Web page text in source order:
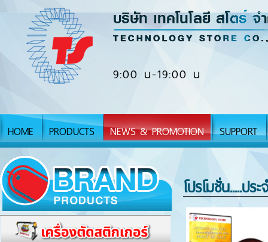
9:00 น-19:00 น
HOME PRODUCTS NEWS & PROMOTION SUPPORT
โปรโมชั่น.....ปร